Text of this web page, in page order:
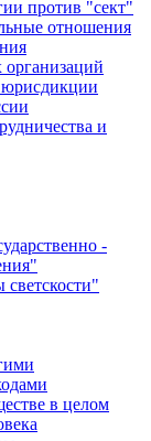
против "сект"
отношения
организаций
и
-
в целом